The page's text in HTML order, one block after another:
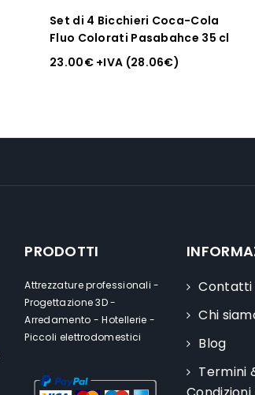
Set di 4 Bicchieri Coca-Cola
Fluo Colorati Pasabahce 35 cl
23.00€+IVA (28.06€)
PRODOTTI
Attrezzature professionali -
Progettazione 3D -
Arredamento - Hotellerie -
Piccoli elettrodomestici
Contatti
Chi
Blog
Termini